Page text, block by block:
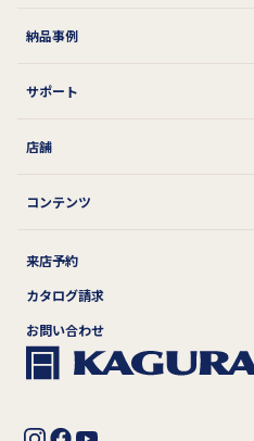
納品事例
サポート
店舗
コンテンツ
来店予約
カタログ請求
お問い合わせ